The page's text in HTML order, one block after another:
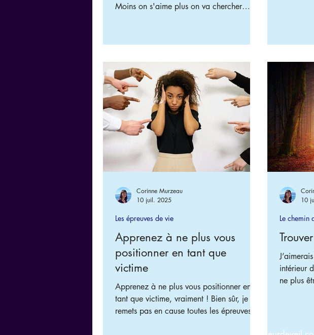
Moins on s'aime plus on va chercher
nous conviennent pas. ​ Plus vous serez
moins vous aurez peur de perdre l'autre et
plus votre relation sera équilibrée.
Apprenez à ne plus vous
positionner en tant que
victime
Apprenez à ne plus vous positionner en
tant que victime, vraiment ! Bien sûr, je ne
remets pas en cause toutes les épreuves
Les épreuves de vie
Corinne Murzeau
10 juil. 2025
intérieur
ne plus
Le chemin
10